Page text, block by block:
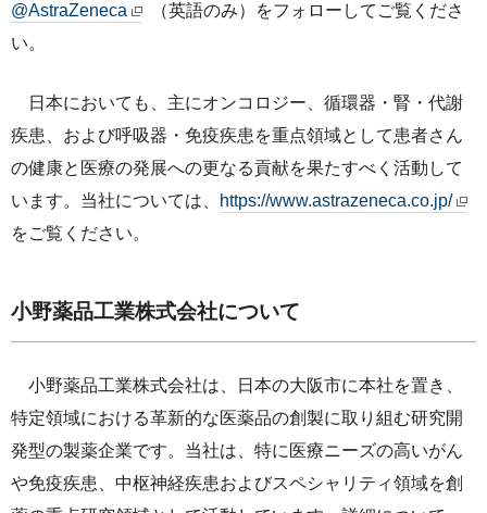
@AstraZeneca
（英語のみ）をフォローしてご覧くださ
い。
日本においても、主にオンコロジー、循環器・腎・代謝
疾患、および呼吸器・免疫疾患を重点領域として患者さん
の健康と医療の発展への更なる貢献を果たすべく活動して
います。当社については、
https://www.astrazeneca.co.jp/
をご覧ください。
小野薬品工業株式会社について
小野薬品工業株式会社は、日本の大阪市に本社を置き、
特定領域における革新的な医薬品の創製に取り組む研究開
発型の製薬企業です。当社は、特に医療ニーズの高いがん
や免疫疾患、中枢神経疾患およびスペシャリティ領域を創